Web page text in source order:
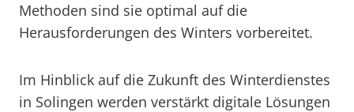
Methoden sind sie optimal auf die
Herausforderungen des Winters vorbereitet.
Im Hinblick auf die Zukunft des Winterdienstes
in Solingen werden verstärkt digitale Lösungen